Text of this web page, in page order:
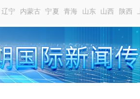
辽宁 内蒙古 宁夏 青海 山东 山西 陕西